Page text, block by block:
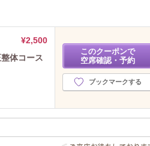
¥2,500
体コース
このクーポンで
空席確認・予約
ブックマークする